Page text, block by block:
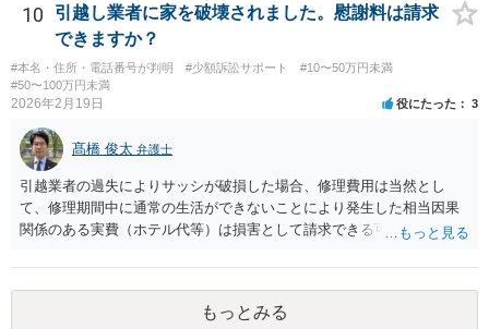
言えませんが、上記のように回収が難しくなってしまう可能性もある
ので、弁護士費用が無駄になってしまうリスクはあるでしょう。 ＞相
手が嘘をついてお金を借りてるのは詐欺罪にはならないんですか？ ＞
詐欺になる可能性があって、被害者が何人かいてもそれだけだと警察
は動いてくれないんでしょうか？ 貴方に対して虚偽の事実を述べて借
生じるでしょうし、同一の手口による複数の被害者が他にもいること
が明白であれば、警察は動く可能性が高いです。
10
引越し業者に家を破壊されました。慰謝料は請求
できますか？
#本名・住所・電話番号が判明 #少額訴訟サポート
#10〜50万円未満
#50〜100万円未満
2026年2月19日 役にたった 3
髙橋 俊太 弁護士
引越業者の過失によりサッシが破損した場合、修理費用は当然とし
て、修理期間中に通常の生活ができないことにより発生した相当因果
関係のある実費（ホテル代等）は損害として請求できる可能性があり
められにくく、「迷惑料」は法的には認容されにくい傾向です。ただ
し、新築直後で生活に重大な支障が生じる場合などは、交渉上、解決
金として一定額が上乗せされることはあり得るでしょう。まずは実費
もっとみる